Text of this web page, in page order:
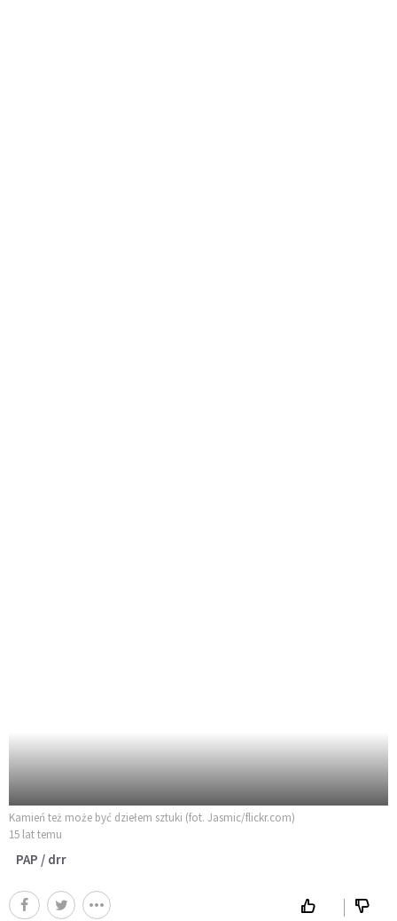
Kamień też może być dziełem sztuki (fot. Jasmic/flickr.com)
15 lat temu
PAP / drr